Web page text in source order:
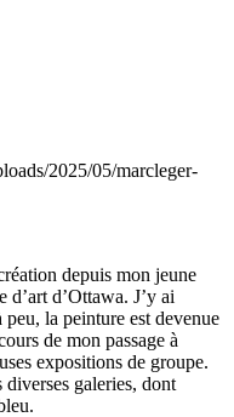
depuis mon jeune
d’art d’Ottawa. J’y ai
la peinture est devenue
de mon passage à
expositions de groupe.
diverses galeries, dont